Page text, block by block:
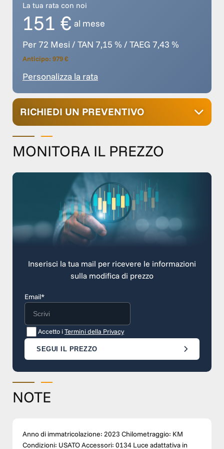
La tua rata con noi
151 € al mese
Per 72 Mesi / TAN 7,15 % / TAEG 7,43 %
Anticipo: 979 €
Personalizza la rata
RICHIEDI UN PREVENTIVO
MONITORA IL PREZZO
Inserisci la tua mail per ricevere le informazioni
sulla modifica di prezzo
Email*
Accetto iTermini della Privacy
SEGUI IL PREZZO
NOTE
Anno di immatricolazione: 2023 Chilometraggio: KM
Condizioni: USATO Accessori: 0134 Luce adattativa in